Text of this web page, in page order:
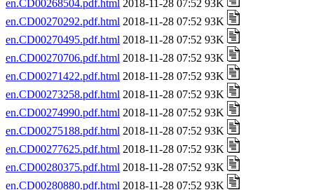
en.CD00268504.pdf.html 2018-11-28 07:52 93K
en.CD00270292.pdf.html 2018-11-28 07:52 93K
en.CD00270495.pdf.html 2018-11-28 07:52 93K
en.CD00270706.pdf.html 2018-11-28 07:52 93K
en.CD00271422.pdf.html 2018-11-28 07:52 93K
en.CD00273258.pdf.html 2018-11-28 07:52 93K
en.CD00274990.pdf.html 2018-11-28 07:52 93K
en.CD00275188.pdf.html 2018-11-28 07:52 93K
en.CD00277625.pdf.html 2018-11-28 07:52 93K
en.CD00280375.pdf.html 2018-11-28 07:52 93K
en.CD00280880.pdf.html 2018-11-28 07:52 93K